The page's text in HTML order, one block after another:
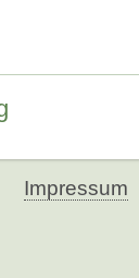
Impressum